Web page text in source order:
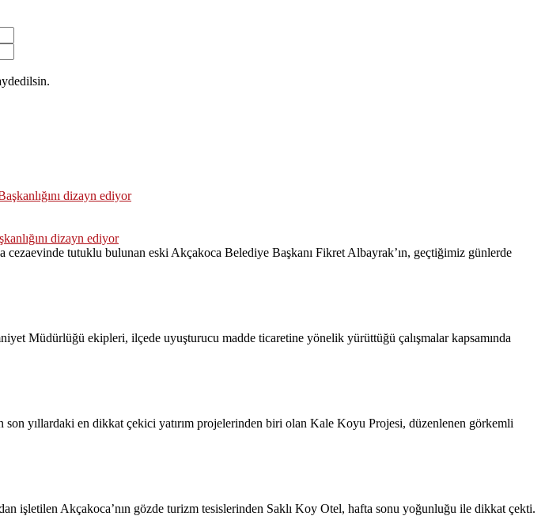
dizayn ediyor
tutuklu bulunan eski Akçakoca Belediye Başkanı Fikret Albayrak’ın, geçtiğimiz günlerde
Müdürlüğü ekipleri, ilçede uyuşturucu madde ticaretine yönelik yürüttüğü çalışmalar kapsamında
en dikkat çekici yatırım projelerinden biri olan Kale Koyu Projesi, düzenlenen görkemli
işletilen Akçakoca’nın gözde turizm tesislerinden Saklı Koy Otel, hafta sonu yoğunluğu ile dikkat çekti.